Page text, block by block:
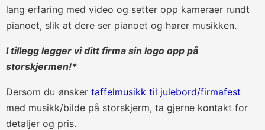
lang erfaring med video og setter opp kameraer rundt
pianoet, slik at dere ser pianoet og hører musikken.
I tillegg legger vi ditt firma sin logo opp på
storskjermen!*
Dersom du ønsker taffelmusikk til julebord/firmafest
med musikk/bilde på storskjerm, ta gjerne kontakt for
detaljer og pris.